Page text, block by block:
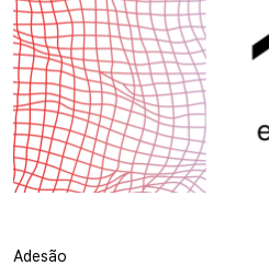
Adesão